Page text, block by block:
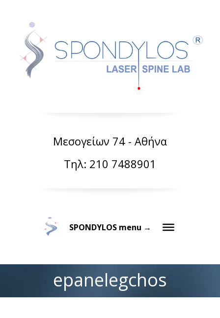
Μεσογείων 74 - Αθήνα
Τηλ: 210 7488901
SPONDYLOS menu →
epanelegchos